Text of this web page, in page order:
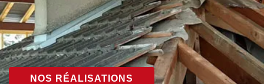
NOS RÉALISATIONS